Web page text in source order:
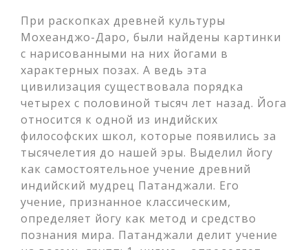
При раскопках древней культуры
Мохеанджо-Даро, были найдены картинки
с нарисованными на них йогами в
характерных позах. А ведь эта
цивилизация существовала порядка
четырех с половиной тысяч лет назад. Йога
относится к одной из индийских
философских школ, которые появились за
тысячелетия до нашей эры. Выделил йогу
как самостоятельное учение древний
индийский мудрец Патанджали. Его
учение, признанное классическим,
определяет йогу как метод и средство
познания мира. Патанджали делит учение